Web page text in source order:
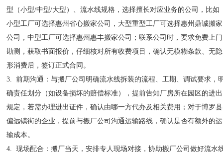
型（小型/中型/大型）、流水线规格，选择擅长对应业务的公司，比如
小型工厂可选择惠州省心搬家公司，大型重型工厂可选择惠州鼎诚搬家
公司，中型工厂可选择惠州惠丰搬家公司；联系公司时，要求免费上门
勘测，获取书面报价，仔细核对所有收费项目，确认无模糊条款、无隐
形消费后，签订正式合同。
3. 前期沟通：与搬厂公司明确流水线拆装的流程、工期、调试要求，
确责任划分（如设备损坏的赔偿标准），提前告知厂房所在园区的进出
规定，若需办理进出证件，确认由哪一方代办及相关费用；对于博罗县
偏远镇街的企业，提前与搬厂公司沟通运输路线，确认是否有额外的运
输成本。
4. 现场配合：搬厂当天，安排专人现场对接，协助搬厂公司做好流水